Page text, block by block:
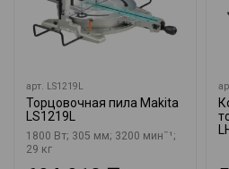
арт. LS1219L
Торцовочная пила Makita
LS1219L
1800 Вт; 305 мм; 3200 минˉ¹;
29 кг